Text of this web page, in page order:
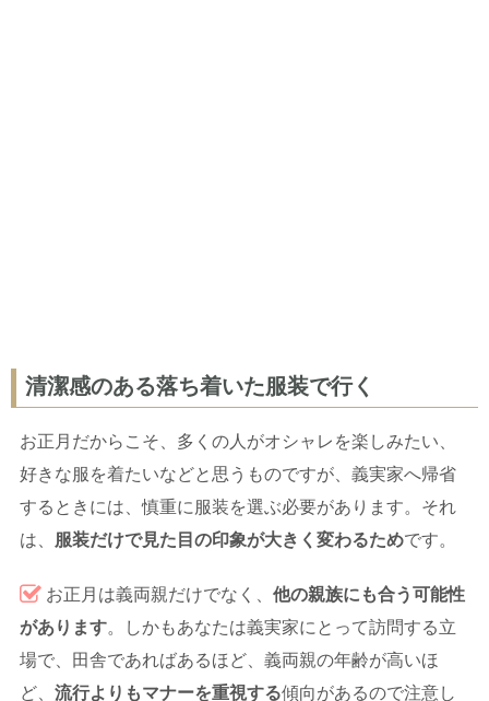
清潔感のある落ち着いた服装で行く
お正月だからこそ、多くの人がオシャレを楽しみたい、
好きな服を着たいなどと思うものですが、義実家へ帰省
するときには、慎重に服装を選ぶ必要があります。それ
は、
服装だけで見た目の印象が大きく変わるためです。
お正月は義両親だけでなく、 他の親族にも合う可能性
があります。しかもあなたは義実家にとって訪問する立
場で、田舎であればあるほど、義両親の年齢が高いほ
ど、 流行よりもマナーを重視する傾向があるので注意し